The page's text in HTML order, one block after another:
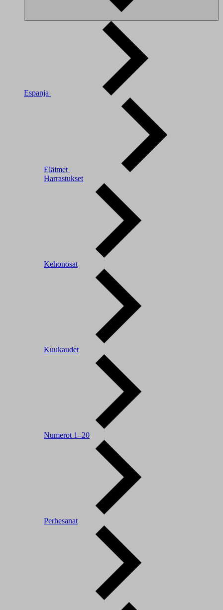
Espanja
Eläimet
Harrastukset
Kehonosat
Kuukaudet
Numerot 1–20
Perhesanat